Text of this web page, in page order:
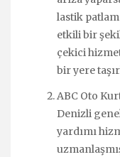
lastik
etkili bir
çekici
bir yere
ABC Oto
Denizli
yardımı